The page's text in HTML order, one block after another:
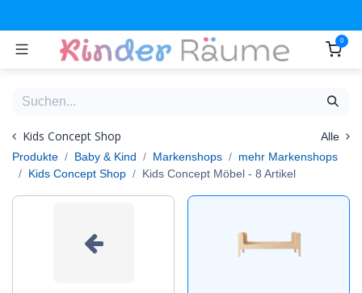
0
Kids Concept Shop
Alle
Produkte
Baby & Kind Markenshops
mehr Markenshops
Kids Concept Shop
Kids Concept Möbel - 8 Artikel